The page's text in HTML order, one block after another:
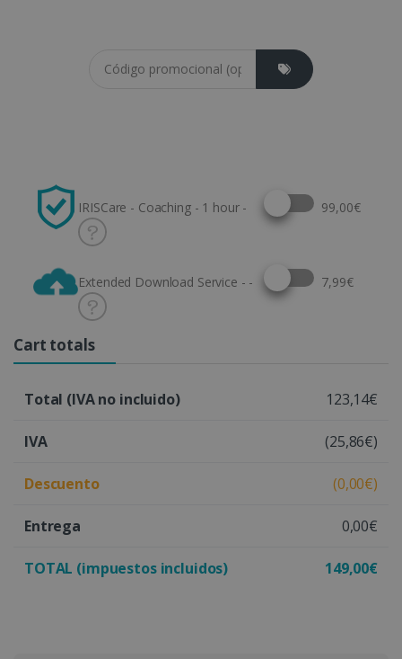
IRISCare - Coaching - 1 hour - Select this option
99,00€
Extended Download Service - - Select this option
7,99€
Cart totals
Total (IVA no incluido) 123,14€
IVA (25,86€)
Descuento (0,00€)
Entrega 0,00€
TOTAL (impuestos incluidos) 149,00€